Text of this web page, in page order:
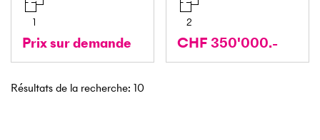
1
Prix sur demande
2
CHF 350'000.-
Résultats de la recherche: 10